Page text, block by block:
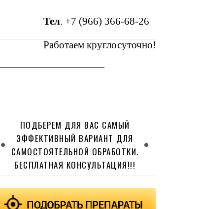
Тел. +7 (966) 366-68-26
Работаем круглосуточно!
ПОДБЕРЕМ ДЛЯ ВАС САМЫЙ
ЭФФЕКТИВНЫЙ ВАРИАНТ ДЛЯ
САМОСТОЯТЕЛЬНОЙ ОБРАБОТКИ.
БЕСПЛАТНАЯ КОНСУЛЬТАЦИЯ!!!